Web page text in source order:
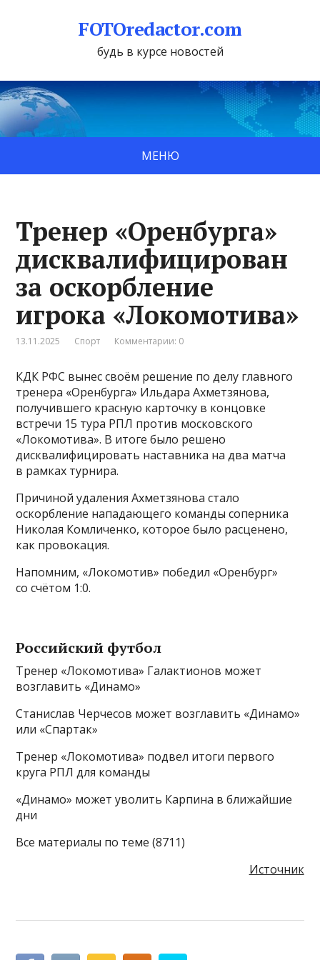
FOTOredactor.com
будь в курсе новостей
МЕНЮ
Тренер «Оренбурга»
дисквалифицирован
за оскорбление
игрока «Локомотива»
13.11.2025 Спорт Комментарии: 0
КДК РФС вынес своём решение по делу главного
тренера «Оренбурга» Ильдара Ахметзянова,
получившего красную карточку в концовке
встречи 15 тура РПЛ против московского
«Локомотива». В итоге было решено
дисквалифицировать наставника на два матча
в рамках турнира.
Причиной удаления Ахметзянова стало
оскорбление нападающего команды соперника
Николая Комличенко, которое было расценено,
как провокация.
Напомним, «Локомотив» победил «Оренбург»
со счётом 1:0.
Российский футбол
Тренер «Локомотива» Галактионов может
возглавить «Динамо»
Станислав Черчесов может возглавить «Динамо»
или «Спартак»
Тренер «Локомотива» подвел итоги первого
круга РПЛ для команды
«Динамо» может уволить Карпина в ближайшие
дни
Все материалы по теме (8711)
Источник